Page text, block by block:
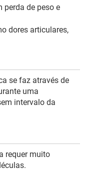
perda de peso e
dores articulares,
se faz através de
uma
intervalo da
requer muito